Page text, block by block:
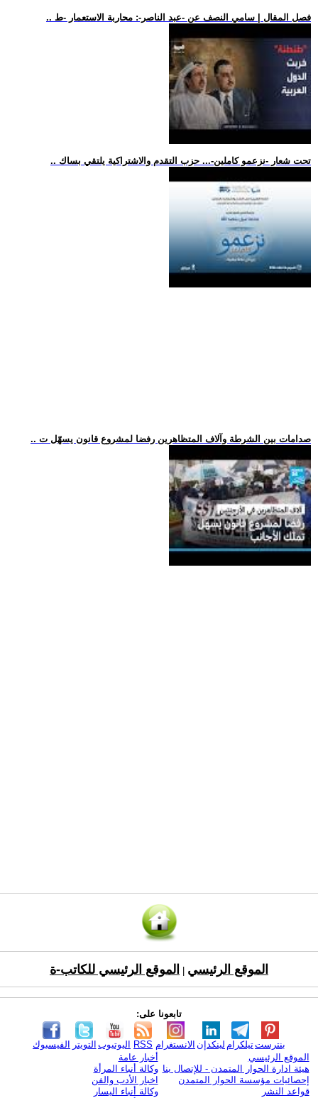
.. فصل المقال | سامي النصف عن -عبد الناصر-: محاربة الاستعمار -ط
.. تحت شعار -نزعمو كاملين-... حزب التقدم والاشتراكية يلتقي بساك
.. صدامات بين الشرطة وآلاف المتظاهرين رفضا لمشروع قانون يسهّل ت
الموقع الرئيسي الموقع الرئيسي للكاتب-ة
تابعونا على:
الفيسبوك التويتر اليوتيوب RSS الانستغرام لينكدإن تيلكرامبنترست
الموقع الرئيسي
هيئة ادارة الحوار المتمدن - للإتصال بنا
إحصائيات مؤسسة الحوار المتمدن
قواعد النشر
أخبار عامة
وكالة أنباء المرأة
اخبار الأدب والفن
وكالة أنباء اليسار